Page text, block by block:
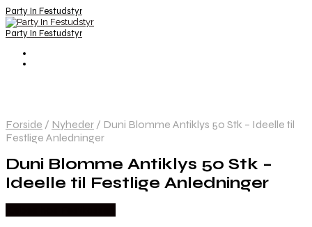
Party In Festudstyr
Party In Festudstyr
Forside / Nyheder / Duni Blomme Antiklys 50 Stk – Ideelle til
Festlige Anledninger
Duni Blomme Antiklys 50 Stk –
Ideelle til Festlige Anledninger